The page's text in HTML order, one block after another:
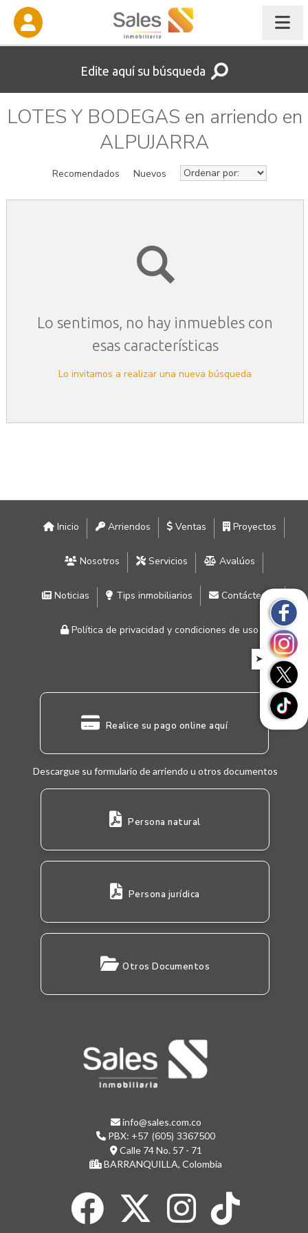
Edite aquí su búsqueda
LOTES Y BODEGAS en arriendo en
ALPUJARRA
Recomendados Nuevos
Lo sentimos, no hay inmuebles con
esas características
Lo invitamos a realizar una nueva búsqueda
Inicio Arriendos Ventas Proyectos
Nosotros Servicios Avalúos
Noticias Tips inmobiliarios Contáctenos
Política de privacidad y condiciones de uso
Realice su pago online aquí
Descargue su formulario de arriendo u otros documentos
Persona natural
Persona jurídica
Otros Documentos
info@sales.com.co
PBX: +57 (605) 3367500
Calle 74 No. 57 - 71
BARRANQUILLA, Colombia
➤